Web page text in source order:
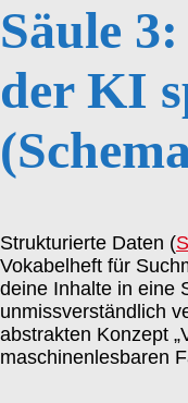
Säule
der KI
Strukturierte Daten (
Vokabelheft für
deine Inhalte in eine
unmissverständlich
abstrakten Konzept
maschinenlesbaren